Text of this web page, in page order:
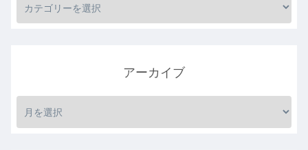
アーカイブ